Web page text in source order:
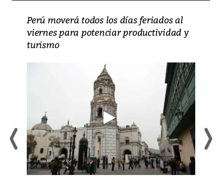
Perú moverá todos los días feriados al
viernes para potenciar productividad y
turismo